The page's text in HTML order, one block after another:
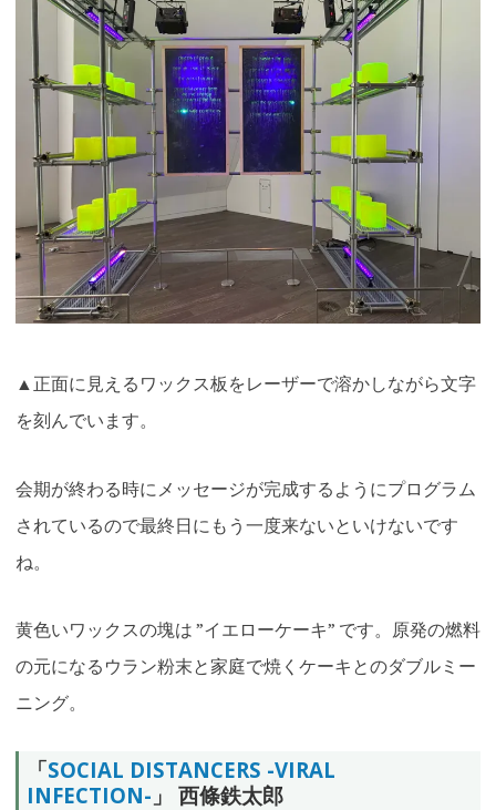
▲正面に見えるワックス板をレーザーで溶かしながら文字
を刻んでいます。
会期が終わる時にメッセージが完成するようにプログラム
されているので最終日にもう一度来ないといけないです
ね。
黄色いワックスの塊は ”イエローケーキ” です。原発の燃料
の元になるウラン粉末と家庭で焼くケーキとのダブルミー
ニング。
「SOCIAL DISTANCERS -VIRAL
INFECTION- 」 西條鉄太郎